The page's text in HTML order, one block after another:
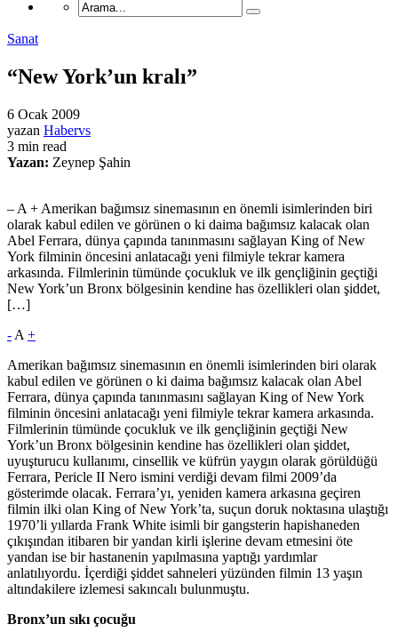
Sanat
“New York’un kralı”
6 Ocak 2009
yazan Habervs
3 min read
Yazan: Zeynep Şahin
– A + Amerikan bağımsız sinemasının en önemli isimlerinden biri
olarak kabul edilen ve görünen o ki daima bağımsız kalacak olan
Abel Ferrara, dünya çapında tanınmasını sağlayan King of New
York filminin öncesini anlatacağı yeni filmiyle tekrar kamera
arkasında. Filmlerinin tümünde çocukluk ve ilk gençliğinin geçtiği
New York’un Bronx bölgesinin kendine has özellikleri olan şiddet,
[…]
- A +
Amerikan bağımsız sinemasının en önemli isimlerinden biri olarak
kabul edilen ve görünen o ki daima bağımsız kalacak olan Abel
Ferrara, dünya çapında tanınmasını sağlayan King of New York
filminin öncesini anlatacağı yeni filmiyle tekrar kamera arkasında.
Filmlerinin tümünde çocukluk ve ilk gençliğinin geçtiği New
York’un Bronx bölgesinin kendine has özellikleri olan şiddet,
uyuşturucu kullanımı, cinsellik ve küfrün yaygın olarak görüldüğü
Ferrara, Pericle II Nero ismini verdiği devam filmi 2009’da
gösterimde olacak. Ferrara’yı, yeniden kamera arkasına geçiren
filmin ilki olan King of New York’ta, suçun doruk noktasına ulaştığı
1970’li yıllarda Frank White isimli bir gangsterin hapishaneden
çıkışından itibaren bir yandan kirli işlerine devam etmesini öte
yandan ise bir hastanenin yapılmasına yaptığı yardımlar
anlatılıyordu. İçerdiği şiddet sahneleri yüzünden filmin 13 yaşın
altındakilere izlemesi sakıncalı bulunmuştu.
Bronx’un sıkı çocuğu